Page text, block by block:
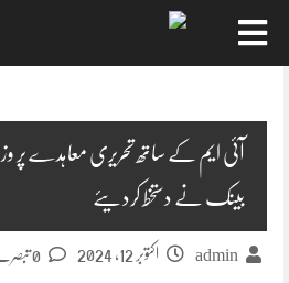
آئی ایم کے ساتھ تحریری معاہدے پر
بینک نے دستخط کردیئے
admin اکتوبر 12, 2024